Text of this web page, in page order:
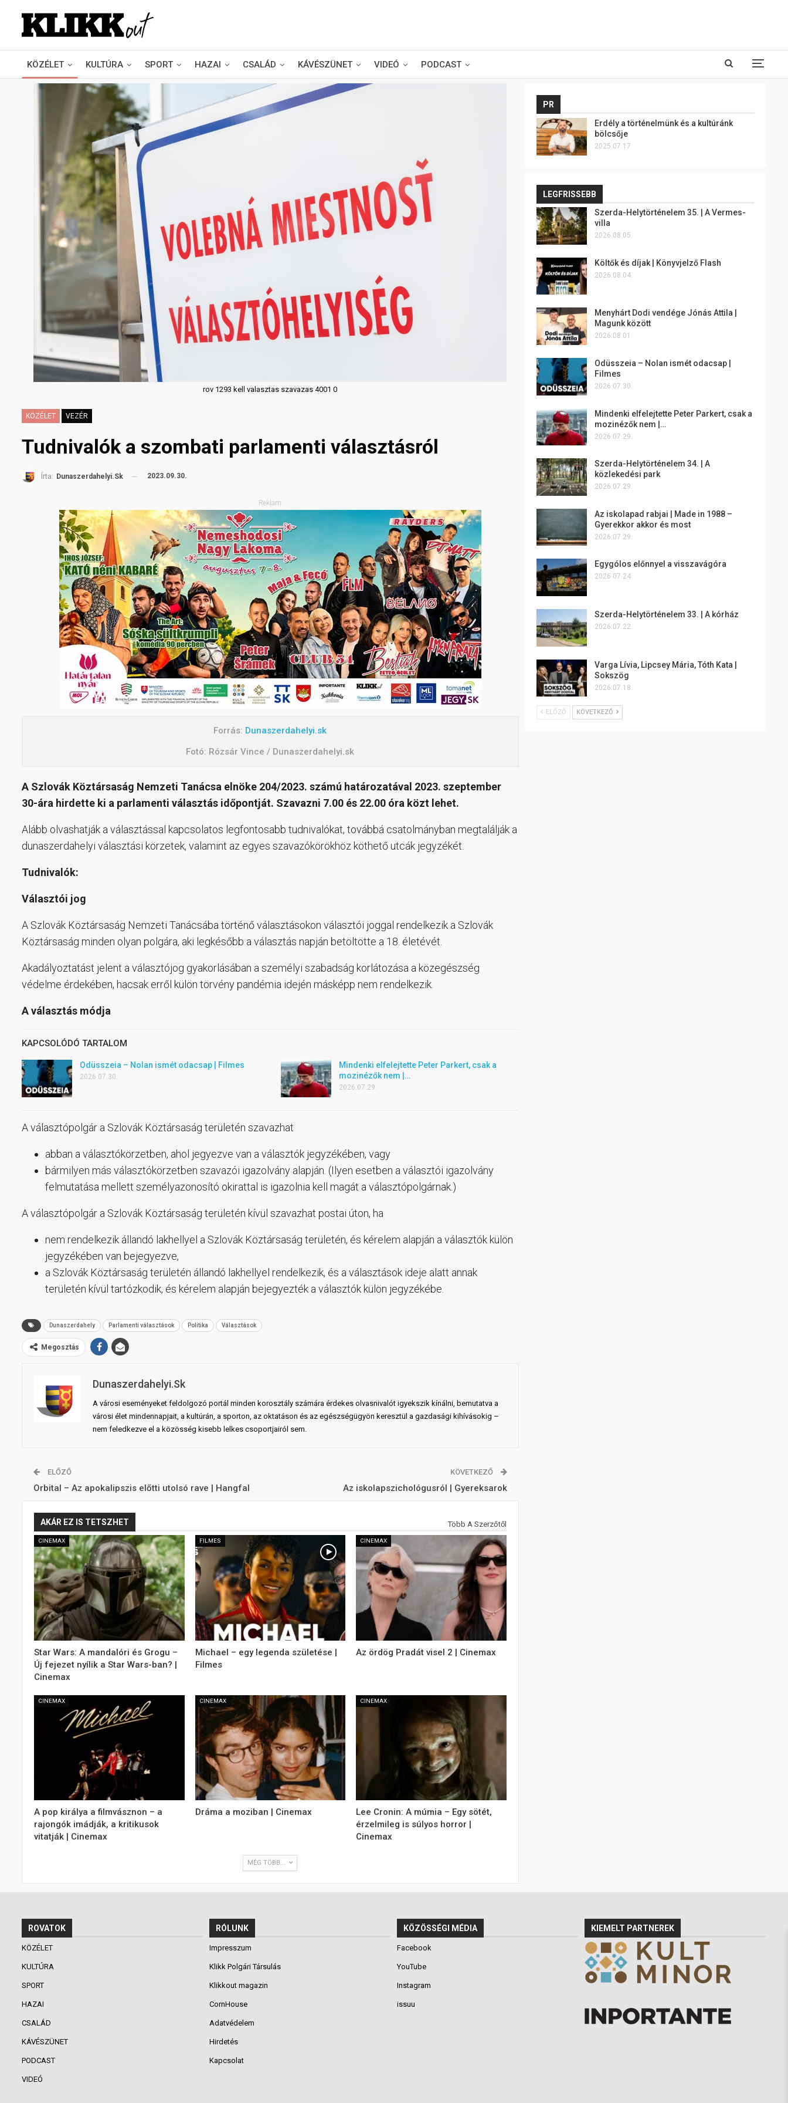
KÖZÉLET KULTÚRA SPORT HAZAI CSALÁD KÁVÉSZÜNET VIDEÓ PODCAST
rov 1293 kell valasztas szavazas 4001 0
KÖZÉLET VEZÉR
Tudnivalók a szombati parlamenti választásról
Írta: Dunaszerdahelyi.sk 2023.09.30.
Reklám
Forrás: Dunaszerdahelyi.sk
Fotó: Rózsár Vince / Dunaszerdahelyi.sk
A Szlovák Köztársaság Nemzeti Tanácsa elnöke 204/2023. számú határozatával 2023. szeptember
30-ára hirdette ki a parlamenti választás időpontját. Szavazni 7.00 és 22.00 óra közt lehet.
Alább olvashatják a választással kapcsolatos legfontosabb tudnivalókat, továbbá csatolmányban megtalálják a
dunaszerdahelyi választási körzetek, valamint az egyes szavazókörökhöz köthető utcák jegyzékét.
Tudnivalók:
Választói jog
A Szlovák Köztársaság Nemzeti Tanácsába történő választásokon választói joggal rendelkezik a Szlovák
Köztársaság minden olyan polgára, aki legkésőbb a választás napján betöltötte a 18. életévét.
Akadályoztatást jelent a választójog gyakorlásában a személyi szabadság korlátozása a közegészség
védelme érdekében, hacsak erről külön törvény pandémia idején másképp nem rendelkezik.
A választás módja
KAPCSOLÓDÓ TARTALOM
Odüsszeia – Nolan ismét odacsap | Filmes
2026.07.30.
Mindenki elfelejtette Peter Parkert, csak a
mozinézők nem |…
2026.07.29.
A választópolgár a Szlovák Köztársaság területén szavazhat
abban a választókörzetben, ahol jegyezve van a választók jegyzékében, vagy
bármilyen más választókörzetben szavazói igazolvány alapján. (Ilyen esetben a választói igazolvány
felmutatása mellett személyazonosító okirattal is igazolnia kell magát a választópolgárnak.)
A választópolgár a Szlovák Köztársaság területén kívül szavazhat postai úton, ha
nem rendelkezik állandó lakhellyel a Szlovák Köztársaság területén, és kérelem alapján a választók külön
jegyzékében van bejegyezve,
a Szlovák Köztársaság területén állandó lakhellyel rendelkezik, és a választások ideje alatt annak
területén kívül tartózkodik, és kérelem alapján bejegyezték a választók külön jegyzékébe.
Dunaszerdahely Parlamenti választások Politika Választások
Megosztás
Dunaszerdahelyi.sk
A városi eseményeket feldolgozó portál minden korosztály számára érdekes olvasnivalót igyekszik kínálni, bemutatva a
városi élet mindennapjait, a kultúrán, a sporton, az oktatáson és az egészségügyön keresztül a gazdasági kihívásokig –
nem feledkezve el a közösség kisebb lelkes csoportjairól sem.
ELŐZŐ
Orbital – Az apokalipszis előtti utolsó rave | Hangfal
KÖVETKEZŐ
Az iskolapszichológusról | Gyereksarok
AKÁR EZ IS TETSZHET Több A Szerzőtől
CINEMAX
Star Wars: A mandalóri és Grogu –
Új fejezet nyílik a Star Wars-ban? |
Cinemax
FILMES
Michael – egy legenda születése |
Filmes
CINEMAX
Az ördög Pradát visel 2 | Cinemax
CINEMAX
A pop királya a filmvásznon – a
rajongók imádják, a kritikusok
vitatják | Cinemax
CINEMAX
Dráma a moziban | Cinemax
CINEMAX
Lee Cronin: A múmia – Egy sötét,
érzelmileg is súlyos horror |
Cinemax
MÉG TÖBB...
PR
Erdély a történelmünk és a kultúránk
bölcsője
2025.07.17.
LEGFRISSEBB
Szerda-Helytörténelem 35. | A Vermes-
villa
2026.08.05.
Költők és díjak | Könyvjelző Flash
2026.08.04.
Menyhárt Dodi vendége Jónás Attila |
Magunk között
2026.08.01.
Odüsszeia – Nolan ismét odacsap |
Filmes
2026.07.30.
Mindenki elfelejtette Peter Parkert, csak a
mozinézők nem |…
2026.07.29.
Szerda-Helytörténelem 34. | A
közlekedési park
2026.07.29.
Az iskolapad rabjai | Made in 1988 –
Gyerekkor akkor és most
2026.07.29.
Egygólos előnnyel a visszavágóra
2026.07.24.
Szerda-Helytörténelem 33. | A kórház
2026.07.22.
Varga Lívia, Lipcsey Mária, Tóth Kata |
Sokszög
2026.07.18.
ELŐZŐ KÖVETKEZŐ
ROVATOK
KÖZÉLET
KULTÚRA
SPORT
HAZAI
CSALÁD
KÁVÉSZÜNET
PODCAST
VIDEÓ
RÓLUNK
Impresszum
Klikk Polgári Társulás
Klikkout magazin
CornHouse
Adatvédelem
Hirdetés
Kapcsolat
KÖZÖSSÉGI MÉDIA
Facebook
YouTube
Instagram
issuu
KIEMELT PARTNEREK